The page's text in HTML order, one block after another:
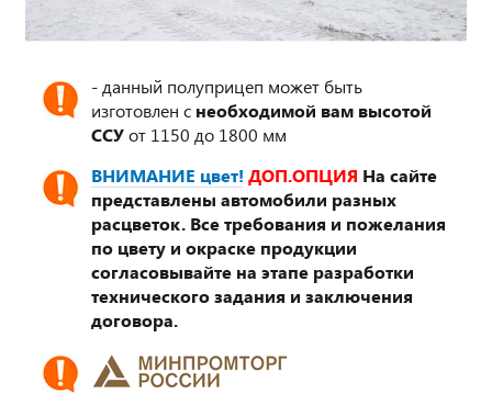
- данный полуприцеп может быть
изготовлен с необходимой вам высотой
ССУот 1150 до 1800 мм
ВНИМАНИЕ цвет! ДОП.ОПЦИЯ На сайте
представлены автомобили разных
расцветок. Все требования и пожелания
по цвету и окраске продукции
согласовывайте на этапе разработки
технического задания и заключения
договора.